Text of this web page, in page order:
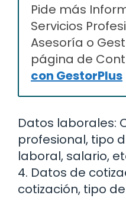
Pide más
Servicios
Asesoría o
página de
con GestorPlus
Datos laborales:
profesional, tipo
laboral, salario,
4. Datos de
cotización, tipo